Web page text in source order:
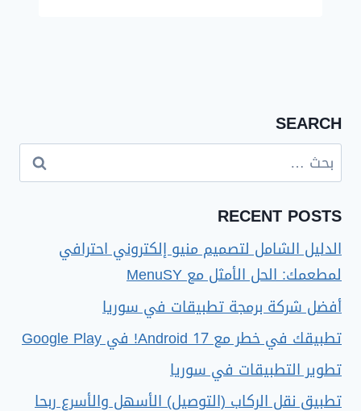
SEARCH
RECENT POSTS
الدليل الشامل لتصميم منيو إلكتروني احترافي
لمطعمك: الحل الأمثل مع MenuSY
أفضل شركة برمجة تطبيقات في سوريا
تطبيقك في خطر مع Android 17! في Google Play
تطوير التطبيقات في سوريا
تطبيق نقل الركاب (التوصيل) الأسهل والأسرع ربحا